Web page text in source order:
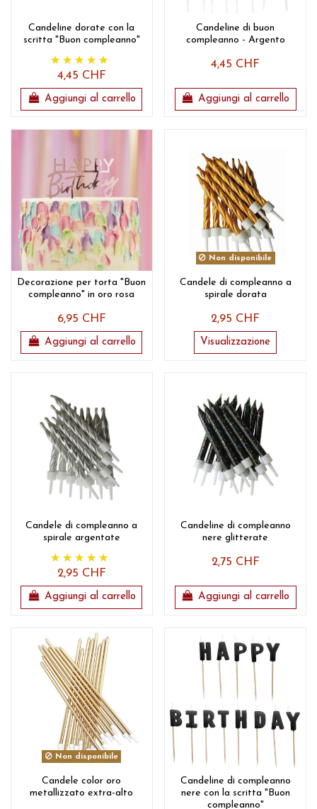
Candeline dorate con la
scritta "Buon compleanno"
4,45 CHF
Aggiungi al carrello
Candeline di buon
compleanno - Argento
4,45 CHF
Aggiungi al carrello
Decorazione per torta "Buon
compleanno" in oro rosa
6,95 CHF
Aggiungi al carrello
Non disponibile
Candele di compleanno a
spirale dorata
2,95 CHF
Visualizzazione
Candele di compleanno a
spirale argentate
2,95 CHF
Aggiungi al carrello
Candeline di compleanno
nere glitterate
2,75 CHF
Aggiungi al carrello
Non disponibile
Candele color oro
metallizzato extra-alto
Candeline di compleanno
nere con la scritta "Buon
compleanno"